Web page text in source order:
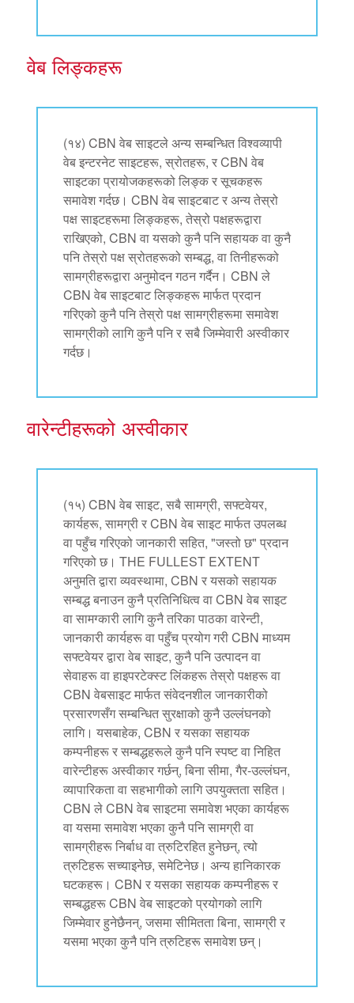
वेब लिङ्कहरू
(१४) CBN वेब साइटले अन्य सम्बन्धित विश्वव्यापी
वेब इन्टरनेट साइटहरू, स्रोतहरू, र CBN वेब
साइटका प्रायोजकहरूको लिङ्क र सूचकहरू
समावेश गर्दछ। CBN वेब साइटबाट र अन्य तेस्रो
पक्ष साइटहरूमा लिङ्कहरू, तेस्रो पक्षहरूद्वारा
राखिएको, CBN वा यसको कुनै पनि सहायक वा कुनै
पनि तेस्रो पक्ष स्रोतहरूको सम्बद्ध, वा तिनीहरूको
सामग्रीहरूद्वारा अनुमोदन गठन गर्दैन। CBN ले
CBN वेब साइटबाट लिङ्कहरू मार्फत प्रदान
गरिएको कुनै पनि तेस्रो पक्ष सामग्रीहरूमा समावेश
सामग्रीको लागि कुनै पनि र सबै जिम्मेवारी अस्वीकार
गर्दछ।
वारेन्टीहरूको अस्वीकार
(१५) CBN वेब साइट, सबै सामग्री, सफ्टवेयर,
कार्यहरू, सामग्री र CBN वेब साइट मार्फत उपलब्ध
वा पहुँच गरिएको जानकारी सहित, "जस्तो छ" प्रदान
गरिएको छ। THE FULLEST EXTENT
अनुमति द्वारा व्यवस्थामा, CBN र यसको सहायक
सम्बद्ध बनाउन कुनै प्रतिनिधित्व वा CBN वेब साइट
वा सामग्कारी लागि कुनै तरिका पाठका वारेन्टी,
जानकारी कार्यहरू वा पहुँच प्रयोग गरी CBN माध्यम
सफ्टवेयर द्वारा वेब साइट, कुनै पनि उत्पादन वा
सेवाहरू वा हाइपरटेक्स्ट लिंकहरू तेस्रो पक्षहरू वा
CBN वेबसाइट मार्फत संवेदनशील जानकारीको
प्रसारणसँग सम्बन्धित सुरक्षाको कुनै उल्लंघनको
लागि। यसबाहेक, CBN र यसका सहायक
कम्पनीहरू र सम्बद्धहरूले कुनै पनि स्पष्ट वा निहित
वारेन्टीहरू अस्वीकार गर्छन्, बिना सीमा, गैर-उल्लंघन,
व्यापारिकता वा सहभागीको लागि उपयुक्तता सहित।
CBN ले CBN वेब साइटमा समावेश भएका कार्यहरू
वा यसमा समावेश भएका कुनै पनि सामग्री वा
सामग्रीहरू निर्बाध वा त्रुटिरहित हुनेछन्, त्यो
त्रुटिहरू सच्याइनेछ, समेटिनेछ। अन्य हानिकारक
घटकहरू। CBN र यसका सहायक कम्पनीहरू र
सम्बद्धहरू CBN वेब साइटको प्रयोगको लागि
जिम्मेवार हुनेछैनन्, जसमा सीमितता बिना, सामग्री र
यसमा भएका कुनै पनि त्रुटिहरू समावेश छन्।